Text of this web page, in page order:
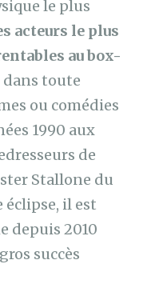
le plus
acteurs le plus
au box-
dans toute
ou comédies
1990 aux
de
Stallone du
il est
depuis 2010
succès